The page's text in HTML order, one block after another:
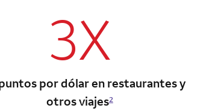
3X
por dólar en restaurantes y
otros viajes2